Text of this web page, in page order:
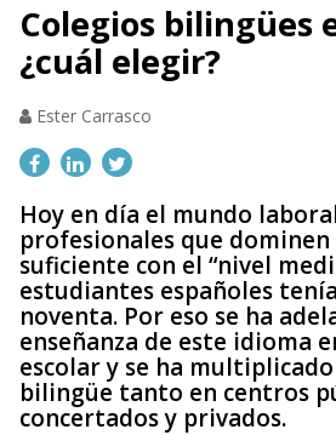
Colegios bilingües
¿cuál elegir?
Ester Carrasco
Hoy en día el mundo
profesionales que dominen
suficiente con el “nivel
estudiantes españoles
noventa. Por eso se ha
enseñanza de este idioma
escolar y se ha
bilingüe tanto en centros
concertados y privados.